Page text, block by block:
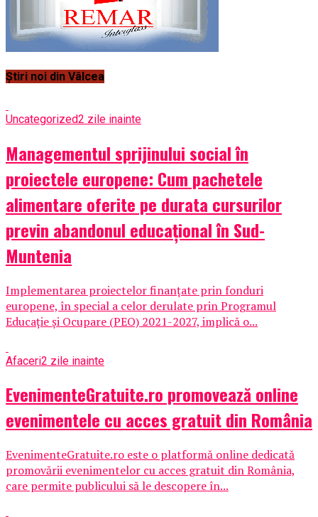
Știri noi din Vâlcea
Uncategorized2 zile inainte
Managementul sprijinului social în
proiectele europene: Cum pachetele
alimentare oferite pe durata cursurilor
previn abandonul educațional în Sud-
Muntenia
Implementarea proiectelor finanțate prin fonduri
europene, în special a celor derulate prin Programul
Educație și Ocupare (PEO) 2021-2027, implică o...
Afaceri2 zile inainte
EvenimenteGratuite.ro promovează online
evenimentele cu acces gratuit din România
EvenimenteGratuite.ro este o platformă online dedicată
promovării evenimentelor cu acces gratuit din România,
care permite publicului să le descopere în...